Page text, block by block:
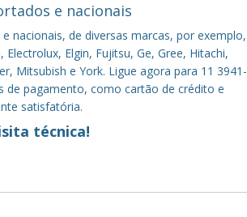
e nacionais
nacionais, de diversas marcas, por exemplo,
Elgin, Fujitsu, Ge, Gree, Hitachi,
Mitsubish e York. Ligue agora para 11 3941-
de pagamento, como cartão de crédito e
satisfatória.
técnica!